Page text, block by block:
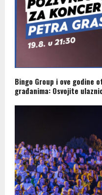
Bingo Group i ove godine
građanima: Osvojite